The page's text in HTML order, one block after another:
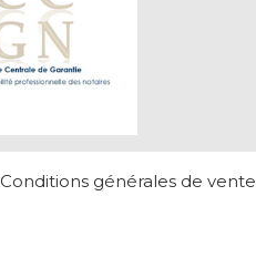
Conditions générales de vente